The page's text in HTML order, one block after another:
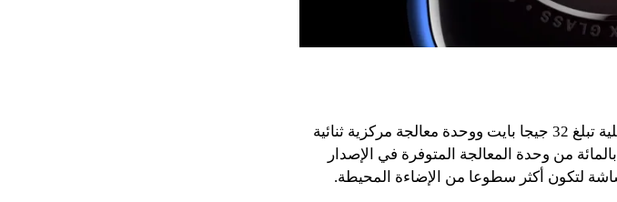
تتميز ساعة آبل الاصدار السادس بسعة تخزين داخلية تبلغ 32 جيجا بايت ووحدة معالجة مركزية ثنائية
الأساس والتي توفر أداء أسرع بنسبة تصل الى 20 بالمائة من وحدة المعالجة المتوفرة في الإصدار